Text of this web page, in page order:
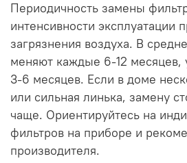
Периодичность замены
интенсивности эксплуатации
загрязнения воздуха. В
меняют каждые 6-12
3-6 месяцев. Если в доме
или сильная линька, замену
чаще. Ориентируйтесь на
фильтров на приборе и
производителя.